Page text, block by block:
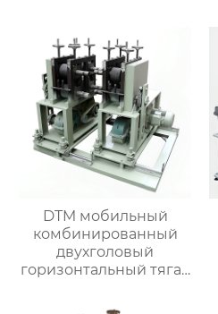
DTM мобильный
комбинированный
двухголовый
горизонтальный тягач